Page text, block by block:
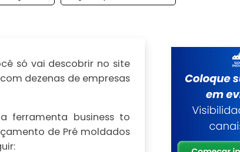
só vai descobrir no site
dezenas de empresas
ferramenta business to
de Pré moldados